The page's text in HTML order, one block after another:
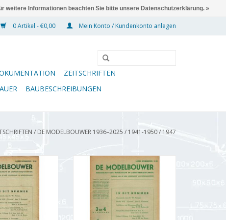
0 Artikel - €0,00 Mein Konto / Kundenkonto anlegen
ZEITSCHRIFTEN
BAUBESCHREIBUNGEN
/ DE MODELBOUWER 1936–2025 / 1941-1950/ 1947
95.47.003
Modellbauer"
(PDF)
HINZUFÜGEN
De Modelbouwer 95.47.004
Jahrgang "De Modelbouwer"
Ausgabe : 47.004 (PDF)
ZUM WARENKORB HINZUFÜGEN
weitere Informationen beachten Sie bitte unsere Datenschutzerklärung. »